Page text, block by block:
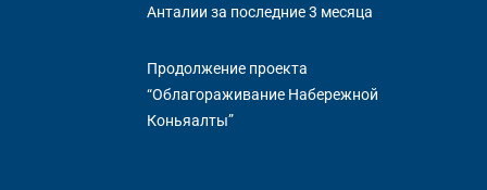
Aнталии за последние 3 месяца
Продолжение проекта
“Облагораживание Набережной
Коньяалты”